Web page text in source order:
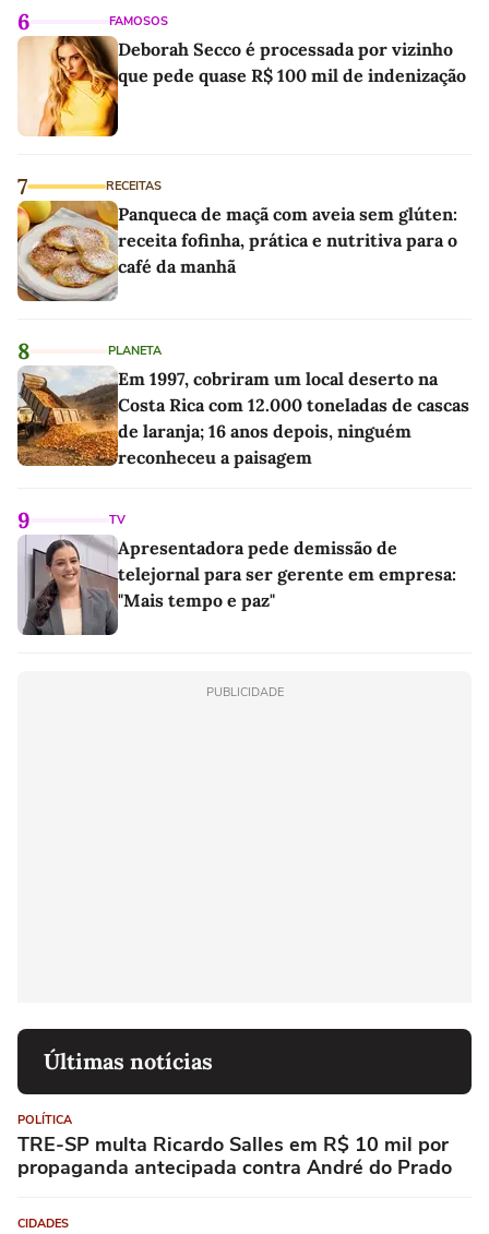
6 FAMOSOS
Deborah Secco é processada por vizinho
que pede quase R$ 100 mil de indenização
7 RECEITAS
Panqueca de maçã com aveia sem glúten:
receita fofinha, prática e nutritiva para o
café da manhã
8 PLANETA
Em 1997, cobriram um local deserto na
Costa Rica com 12.000 toneladas de cascas
de laranja; 16 anos depois, ninguém
reconheceu a paisagem
9 TV
Apresentadora pede demissão de
telejornal para ser gerente em empresa:
"Mais tempo e paz"
PUBLICIDADE
Últimas notícias
POLÍTICA
TRE-SP multa Ricardo Salles em R$ 10 mil por
propaganda antecipada contra André do Prado
CIDADES